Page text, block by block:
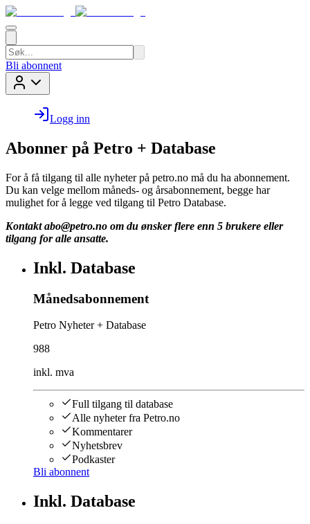
Bli abonnent
Logg inn
Abonner på Petro + Database
For å få tilgang til alle nyheter på petro.no må du ha abonnement.
Du kan velge mellom måneds- og årsabonnement, begge har
mulighet for å legge ved tilgang til Petro Database.
Kontakt abo@petro.no om du ønsker flere enn 5 brukere eller
tilgang for alle ansatte.
Inkl. Database
Månedsabonnement
Petro Nyheter + Database
988
inkl. mva
Full tilgang til database
Alle nyheter fra Petro.no
Kommentarer
Nyhetsbrev
Podkaster
Bli abonnent
Inkl. Database